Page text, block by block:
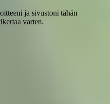
ja sivustoni tähän
varten.